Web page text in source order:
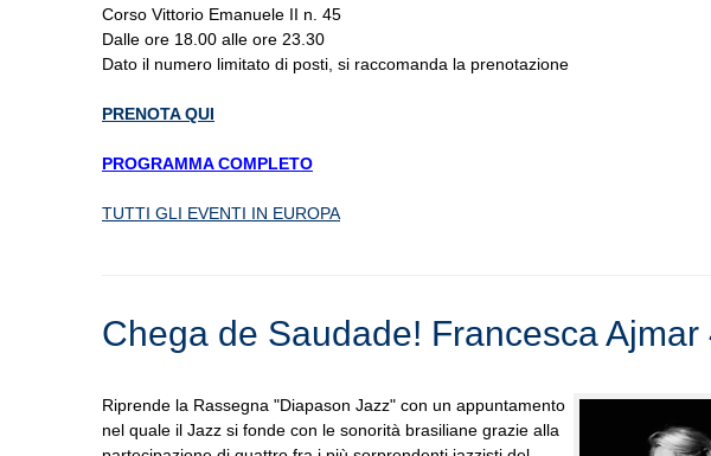
Corso Vittorio Emanuele II n. 45
Dalle ore 18.00 alle ore 23.30
Dato il numero limitato di posti, si raccomanda la prenotazione
PRENOTA QUI
PROGRAMMA COMPLETO
TUTTI GLI EVENTI IN EUROPA
Chega de Saudade! Francesca Ajmar
Riprende la Rassegna "Diapason Jazz" con un appuntamento
nel quale il Jazz si fonde con le sonorità brasiliane grazie alla